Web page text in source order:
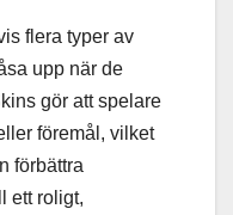
flera typer av
upp när de
gör att spelare
föremål, vilket
förbättra
ett roligt,